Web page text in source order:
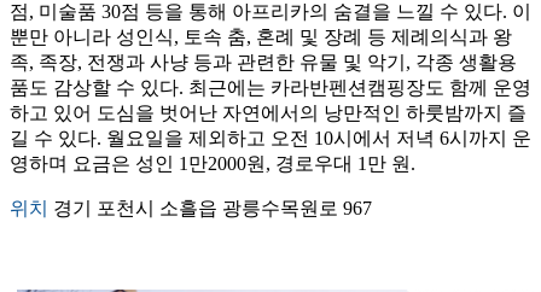
점, 미술품 30점 등을 통해 아프리카의 숨결을 느낄 수 있다. 이
뿐만 아니라 성인식, 토속 춤, 혼례 및 장례 등 제례의식과 왕
족, 족장, 전쟁과 사냥 등과 관련한 유물 및 악기, 각종 생활용
품도 감상할 수 있다. 최근에는 카라반펜션캠핑장도 함께 운영
하고 있어 도심을 벗어난 자연에서의 낭만적인 하룻밤까지 즐
길 수 있다. 월요일을 제외하고 오전 10시에서 저녁 6시까지 운
영하며 요금은 성인 1만2000원, 경로우대 1만 원.
위치 경기 포천시 소흘읍 광릉수목원로 967